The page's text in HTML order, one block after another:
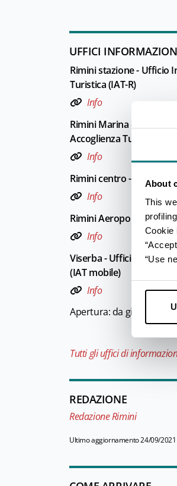
About
This
Cookie
“Use
UFFICI
Rimini stazione - Ufficio
Turistica (IAT-R)
Info
Rimini Marina centro -
Accoglienza Turistica (IAT)
Info
Rimini centro - Welcome
Info
Rimini Aeroporto -
Info
Viserba - Ufficio
(IAT mobile)
Info
Apertura: da giugno a
Tutti gli uffici di
REDAZIONE
Redazione Rimini
Ultimo aggiornamento 24/09/2021